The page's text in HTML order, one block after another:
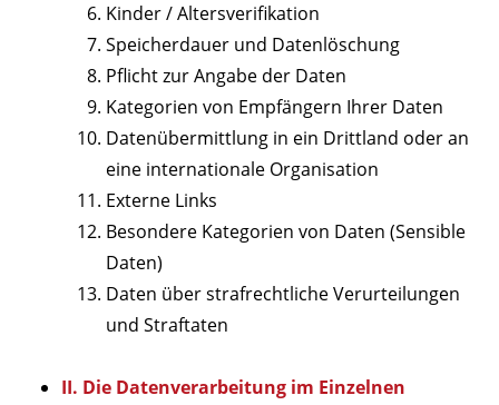
Kinder / Altersverifikation
Speicherdauer und Datenlöschung
Pflicht zur Angabe der Daten
Kategorien von Empfängern Ihrer Daten
Datenübermittlung in ein Drittland oder an
eine internationale Organisation
Externe Links
Besondere Kategorien von Daten (Sensible
Daten)
Daten über strafrechtliche Verurteilungen
und Straftaten
II. Die Datenverarbeitung im Einzelnen